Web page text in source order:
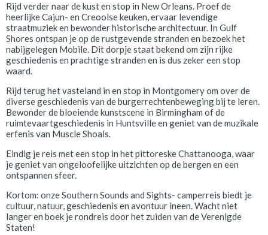
Rijd verder naar de kust en stop in New Orleans. Proef de
heerlijke Cajun- en Creoolse keuken, ervaar levendige
straatmuziek en bewonder historische architectuur. In Gulf
Shores ontspan je op de rustgevende stranden en bezoek het
nabijgelegen Mobile. Dit dorpje staat bekend om zijn rijke
geschiedenis en prachtige stranden en is dus zeker een stop
waard.
Rijd terug het vasteland in en stop in Montgomery om over de
diverse geschiedenis van de burgerrechtenbeweging bij te leren.
Bewonder de bloeiende kunstscene in Birmingham of de
ruimtevaartgeschiedenis in Huntsville en geniet van de muzikale
erfenis van Muscle Shoals.
Eindig je reis met een stop in het pittoreske Chattanooga, waar
je geniet van ongeloofelijke uitzichten op de bergen en een
ontspannen sfeer.
Kortom: onze Southern Sounds and Sights- camperreis biedt je
cultuur, natuur, geschiedenis en avontuur ineen. Wacht niet
langer en boek je rondreis door het zuiden van de Verenigde
Staten!